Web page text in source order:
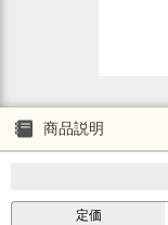
商品説明
定価